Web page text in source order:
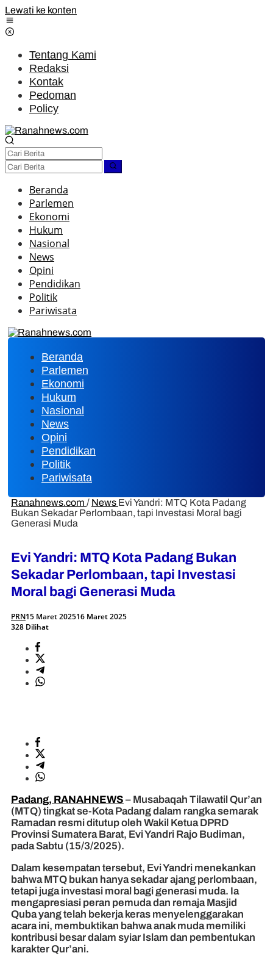
Lewati ke konten
Tentang Kami
Redaksi
Kontak
Pedoman
Policy
Beranda
Parlemen
Ekonomi
Hukum
Nasional
News
Opini
Pendidikan
Politik
Pariwisata
Beranda
Parlemen
Ekonomi
Hukum
Nasional
News
Opini
Pendidikan
Politik
Pariwisata
Ranahnews.com / News Evi Yandri: MTQ Kota Padang
Bukan Sekadar Perlombaan, tapi Investasi Moral bagi
Generasi Muda
Evi Yandri: MTQ Kota Padang Bukan
Sekadar Perlombaan, tapi Investasi
Moral bagi Generasi Muda
PRN15 Maret 202516 Maret 2025
328 Dilihat
Padang, RANAHNEWS – Musabaqah Tilawatil Qur’an
(MTQ) tingkat se-Kota Padang dalam rangka semarak
Ramadan resmi ditutup oleh Wakil Ketua DPRD
Provinsi Sumatera Barat, Evi Yandri Rajo Budiman,
pada Sabtu (15/3/2025).
Dalam kesempatan tersebut, Evi Yandri menekankan
bahwa MTQ bukan hanya sekadar ajang perlombaan,
tetapi juga investasi moral bagi generasi muda. Ia
mengapresiasi peran pemuda dan remaja Masjid
Quba yang telah bekerja keras menyelenggarakan
acara ini, membuktikan bahwa anak muda memiliki
kontribusi besar dalam syiar Islam dan pembentukan
karakter Qur’ani.